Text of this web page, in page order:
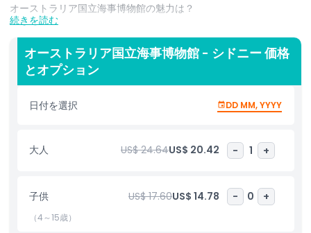
オーストラリア国立海事博物館の魅力は？
歴史的な船に乗り込み、大胆な航海の物語を発見し、海がオースト
ラリアの歴史と文化をどのように形作ってきたかを学びます。古代
の先住民の水上船から現代の海軍技術まで、オーストラリア国立海
事博物館はあらゆる人に何かを提供します。
歴史的船舶の見学：潜水艦、海軍駆逐艦、さらにはキャプ
カにも乗船できます。
体験型展示：バーチャルな水中世界を含むハンズオンの展
示に没頭できます。子供から大人まで楽しめます！
続きを読む
オーストラリア国立海事博物館 - シドニー 価格
とオプション
日付を選択 DD MM, YYYY
大人 US$ 24.64US$ 20.42 - 1 +
子供 US$ 17.60US$ 14.78 - 0 +
（4～15歳）